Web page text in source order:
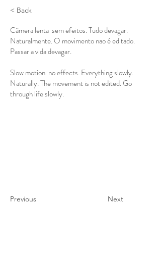
< Back
Câmera lenta sem efeitos. Tudo devagar.
Naturalmente. O movimento nao é editado.
Passar a vida devagar.
Slow motion no effects. Everything slowly.
Naturally. The movement is not edited. Go
through life slowly.
Previous Next